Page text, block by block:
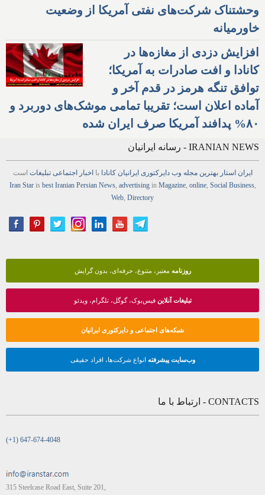
وحشتناک شرکت‌های نفتی آمریکا از وضعیت
خاورمیانه
افزایش دزدی از مغازه‌ها در
کانادا و افت صادرات به آمریکا؛
توافق تنگه هرمز در قدم آخر و
آماده اعلان است؛ تقریبا تمامی موشک‌های دوربرد و
۸۰% پدافند آمریکا صرف ایران شده
IRANIAN NEWS - رسانه ایرانیان
ایران استار بهترین مجله وب دایرکتوری ایرانیان کانادا با اخبار اجتماعی تبلیغات است
Iran Staris best Iranian Persian News, advertisingin Magazine, online, Social Business,
Web, Directory
روزنامه معتبر، متنوع، حرفه‌ای، بدون گرایش
تبلیغات آنلاینفیس‌بوک، گوگل، تلگرام، ویدئو
شبکه‌های اجتماعی و دایرکتوری ایرانیان
وب‌سایت پیشرفته انواع شرکت‌ها، افراد حقیقی
CONTACTS - ارتباط با ما
(+1) 647-674-4048
315 Steelcase Road East, Suite 201,